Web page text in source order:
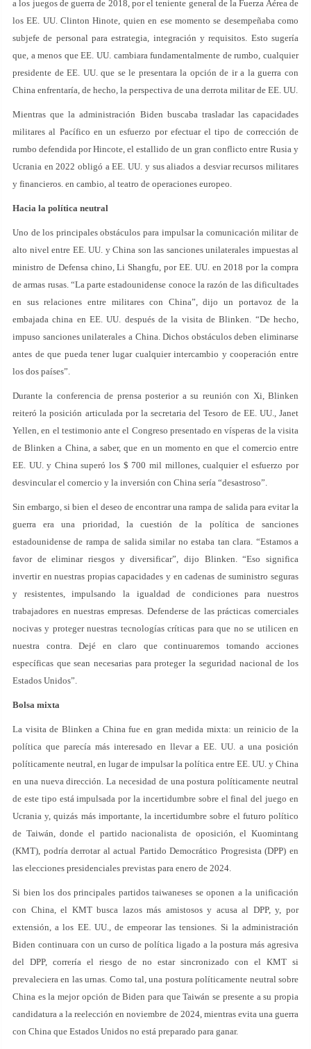
a los juegos de guerra de 2018, por el teniente general de la Fuerza Aérea de
los EE. UU. Clinton Hinote, quien en ese momento se desempeñaba como
subjefe de personal para estrategia, integración y requisitos. Esto sugería
que, a menos que EE. UU. cambiara fundamentalmente de rumbo, cualquier
presidente de EE. UU. que se le presentara la opción de ir a la guerra con
China enfrentaría, de hecho, la perspectiva de una derrota militar de EE. UU.
Mientras que la administración Biden buscaba trasladar las capacidades
militares al Pacífico en un esfuerzo por efectuar el tipo de corrección de
rumbo defendida por Hincote, el estallido de un gran conflicto entre Rusia y
Ucrania en 2022 obligó a EE. UU. y sus aliados a desviar recursos militares
y financieros. en cambio, al teatro de operaciones europeo.
Hacia la política neutral
Uno de los principales obstáculos para impulsar la comunicación militar de
alto nivel entre EE. UU. y China son las sanciones unilaterales impuestas al
ministro de Defensa chino, Li Shangfu, por EE. UU. en 2018 por la compra
de armas rusas. “La parte estadounidense conoce la razón de las dificultades
en sus relaciones entre militares con China”, dijo un portavoz de la
embajada china en EE. UU. después de la visita de Blinken. “De hecho,
impuso sanciones unilaterales a China. Dichos obstáculos deben eliminarse
antes de que pueda tener lugar cualquier intercambio y cooperación entre
los dos países”.
Durante la conferencia de prensa posterior a su reunión con Xi, Blinken
reiteró la posición articulada por la secretaria del Tesoro de EE. UU., Janet
Yellen, en el testimonio ante el Congreso presentado en vísperas de la visita
de Blinken a China, a saber, que en un momento en que el comercio entre
EE. UU. y China superó los $ 700 mil millones, cualquier el esfuerzo por
desvincular el comercio y la inversión con China sería “desastroso”.
Sin embargo, si bien el deseo de encontrar una rampa de salida para evitar la
guerra era una prioridad, la cuestión de la política de sanciones
estadounidense de rampa de salida similar no estaba tan clara. “Estamos a
favor de eliminar riesgos y diversificar”, dijo Blinken. “Eso significa
invertir en nuestras propias capacidades y en cadenas de suministro seguras
y resistentes, impulsando la igualdad de condiciones para nuestros
trabajadores en nuestras empresas. Defenderse de las prácticas comerciales
nocivas y proteger nuestras tecnologías críticas para que no se utilicen en
nuestra contra. Dejé en claro que continuaremos tomando acciones
específicas que sean necesarias para proteger la seguridad nacional de los
Estados Unidos”.
Bolsa mixta
La visita de Blinken a China fue en gran medida mixta: un reinicio de la
política que parecía más interesado en llevar a EE. UU. a una posición
políticamente neutral, en lugar de impulsar la política entre EE. UU. y China
en una nueva dirección. La necesidad de una postura políticamente neutral
de este tipo está impulsada por la incertidumbre sobre el final del juego en
Ucrania y, quizás más importante, la incertidumbre sobre el futuro político
de Taiwán, donde el partido nacionalista de oposición, el Kuomintang
(KMT), podría derrotar al actual Partido Democrático Progresista (DPP) en
las elecciones presidenciales previstas para enero de 2024.
Si bien los dos principales partidos taiwaneses se oponen a la unificación
con China, el KMT busca lazos más amistosos y acusa al DPP, y, por
extensión, a los EE. UU., de empeorar las tensiones. Si la administración
Biden continuara con un curso de política ligado a la postura más agresiva
del DPP, correría el riesgo de no estar sincronizado con el KMT si
prevaleciera en las urnas. Como tal, una postura políticamente neutral sobre
China es la mejor opción de Biden para que Taiwán se presente a su propia
candidatura a la reelección en noviembre de 2024, mientras evita una guerra
con China que Estados Unidos no está preparado para ganar.